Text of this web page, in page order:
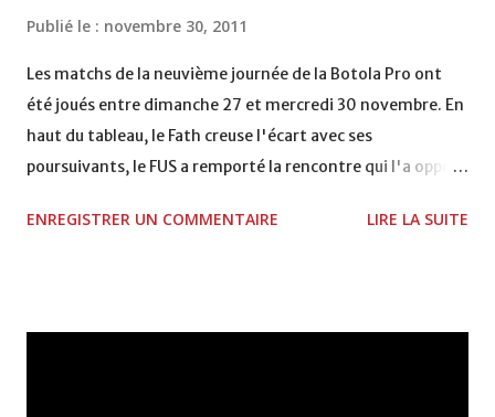
Publié le : novembre 30, 2011
Les matchs de la neuvième journée de la Botola Pro ont
été joués entre dimanche 27 et mercredi 30 novembre. En
haut du tableau, le Fath creuse l'écart avec ses
poursuivants, le FUS a remporté la rencontre qui l'a opposé
2, Badr Kachani a ouvert la marque à la 38e pour les
ENREGISTRER UN COMMENTAIRE LIRE LA SUITE